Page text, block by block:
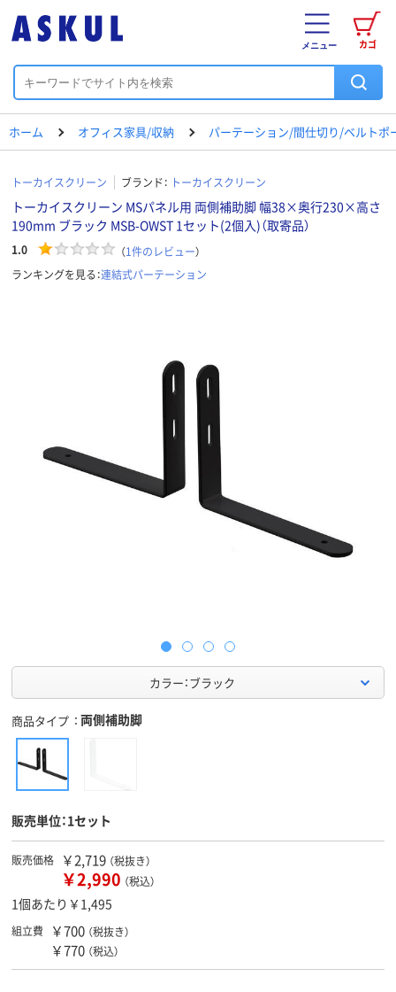
カゴ
メニュー
ホーム オフィス家具/収納 パーテーション/間仕切り/ベルトポ
トーカイスクリーン ブランド： トーカイスクリーン
トーカイスクリーン MSパネル用 両側補助脚 幅38×奥行230×高さ
190mm ブラック MSB-OWST 1セット(2個入)（取寄品）
1.0 （1件のレビュー）
ランキングを見る：連結式パーテーション
カラー：ブラック
商品タイプ 両側補助脚
販売単位：1セット
販売価格 ￥2,719 （税抜き）
￥2,990 （税込）
1個あたり￥1,495
組立費 ￥700 （税抜き）
￥770 （税込）